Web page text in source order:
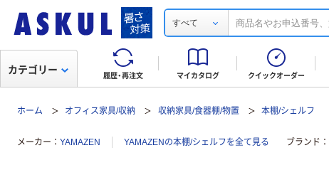
すべて
履歴・再注文 マイカタログ クイックオーダー
カテゴリー
ホーム オフィス家具/収納 収納家具/食器棚/物置 本棚/シェルフ
メーカー YAMAZEN YAMAZENの本棚/シェルフを全て見る ブランド